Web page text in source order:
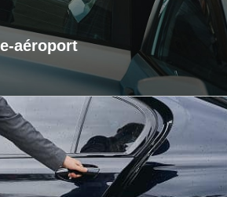
aéroport